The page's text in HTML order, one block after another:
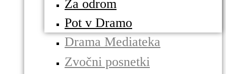
Za odrom
Pot v Dramo
Drama Mediateka
Zvočni posnetki